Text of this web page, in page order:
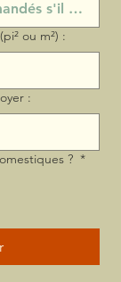
ou m²) :
:
? *